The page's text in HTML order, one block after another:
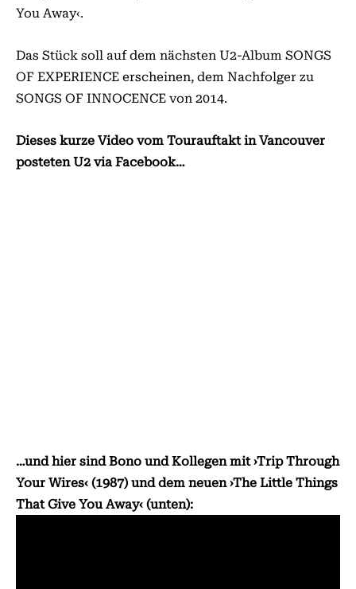
You Away‹.
Das Stück soll auf dem nächsten U2-Album SONGS
OF EXPERIENCE erscheinen, dem Nachfolger zu
SONGS OF INNOCENCE von 2014.
Dieses kurze Video vom Tourauftakt in Vancouver
posteten U2 via Facebook…
…und hier sind Bono und Kollegen mit ›Trip Through
Your Wires‹ (1987) und dem neuen ›The Little Things
That Give You Away‹ (unten):